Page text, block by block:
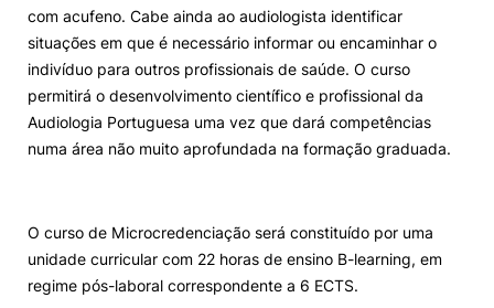
com acufeno. Cabe ainda ao audiologista identificar
situações em que é necessário informar ou encaminhar o
indivíduo para outros profissionais de saúde. O curso
permitirá o desenvolvimento científico e profissional da
Audiologia Portuguesa uma vez que dará competências
numa área não muito aprofundada na formação graduada.
O curso de Microcredenciação será constituído por uma
unidade curricular com 22 horas de ensino B-learning, em
regime pós-laboral correspondente a 6 ECTS.